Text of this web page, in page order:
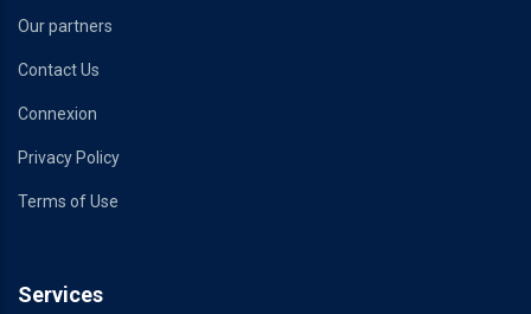
Our partners
Contact Us
Connexion
Privacy Policy
Terms of Use
Services